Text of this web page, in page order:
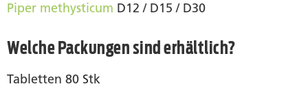
Piper methysticum D12 / D15 / D30
Welche Packungen sind erhältlich?
Tabletten 80 Stk